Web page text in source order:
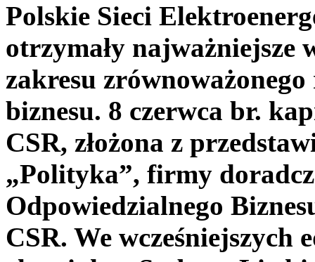
Polskie Sieci
otrzymały najważniejsze
zakresu
biznesu. 8 czerwca br.
CSR, złożona z
„Polityka”, firmy
Odpowiedzialnego
CSR. We wcześniejszych